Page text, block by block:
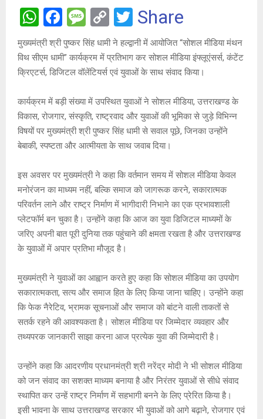
W
h
at
s
A
p
p
F
a
ce
b
o
o
k
M
es
s
a
g
e
C
o
py
Li
n
k
T
wi
tt
er
Share
मुख्यमंत्री श्री पुष्कर सिंह धामी ने हल्द्वानी में आयोजित “सोशल मीडिया मंथन
विथ सीएम धामी” कार्यक्रम में प्रतिभाग कर सोशल मीडिया इंफ्लूएंसर्स, कंटेंट
क्रिएटर्स, डिजिटल वॉलेंटियर्स एवं युवाओं के साथ संवाद किया।
कार्यक्रम में बड़ी संख्या में उपस्थित युवाओं ने सोशल मीडिया, उत्तराखण्ड के
विकास, रोजगार, संस्कृति, राष्ट्रवाद और युवाओं की भूमिका से जुड़े विभिन्न
विषयों पर मुख्यमंत्री श्री पुष्कर सिंह धामी से सवाल पूछे, जिनका उन्होंने
बेबाकी, स्पष्टता और आत्मीयता के साथ जवाब दिया।
इस अवसर पर मुख्यमंत्री ने कहा कि वर्तमान समय में सोशल मीडिया केवल
मनोरंजन का माध्यम नहीं, बल्कि समाज को जागरूक करने, सकारात्मक
परिवर्तन लाने और राष्ट्र निर्माण में भागीदारी निभाने का एक प्रभावशाली
प्लेटफॉर्म बन चुका है। उन्होंने कहा कि आज का युवा डिजिटल माध्यमों के
जरिए अपनी बात पूरी दुनिया तक पहुंचाने की क्षमता रखता है और उत्तराखण्ड
के युवाओं में अपार प्रतिभा मौजूद है।
मुख्यमंत्री ने युवाओं का आह्वान करते हुए कहा कि सोशल मीडिया का उपयोग
सकारात्मकता, सत्य और समाज हित के लिए किया जाना चाहिए। उन्होंने कहा
कि फेक नैरेटिव, भ्रामक सूचनाओं और समाज को बांटने वाली ताकतों से
सतर्क रहने की आवश्यकता है। सोशल मीडिया पर जिम्मेदार व्यवहार और
तथ्यपरक जानकारी साझा करना आज प्रत्येक युवा की जिम्मेदारी है।
उन्होंने कहा कि आदरणीय प्रधानमंत्री श्री नरेंद्र मोदी ने भी सोशल मीडिया
को जन संवाद का सशक्त माध्यम बनाया है और निरंतर युवाओं से सीधे संवाद
स्थापित कर उन्हें राष्ट्र निर्माण में सहभागी बनने के लिए प्रेरित किया है।
इसी भावना के साथ उत्तराखण्ड सरकार भी युवाओं को आगे बढ़ाने, रोजगार एवं